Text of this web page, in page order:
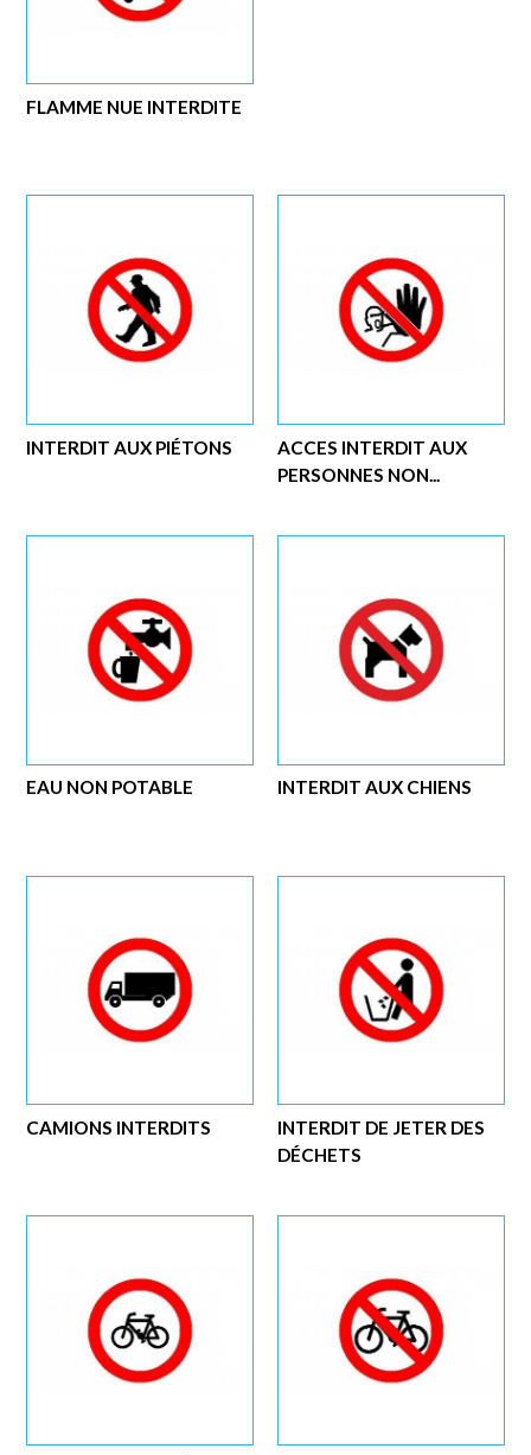
FLAMME NUE INTERDITE
ACCES INTERDIT AUX
PERSONNES NON...
INTERDIT AUX PIÉTONS
INTERDIT AUX CHIENS
EAU NON POTABLE
INTERDIT DE JETER DES
DÉCHETS
CAMIONS INTERDITS